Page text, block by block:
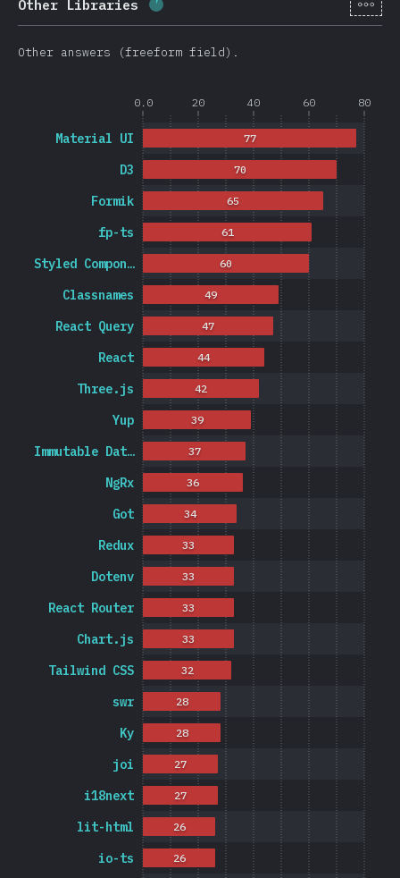
Other Libraries Progression:
Other answers (freeform field).
0.0 20 40 60 80
io-ts
lit-html
i18next
joi
Ky
swr
Tailwind CSS
Chart.js
React Router
Dotenv
Redux
Got
NgRx
Immutable Dat…
Yup
Three.js
React
React Query
Classnames
Styled Compon…
fp-ts
Formik
D3
Material UI
26
26
27
27
28
28
32
33
33
33
33
34
36
37
39
42
44
47
49
60
61
65
70
77